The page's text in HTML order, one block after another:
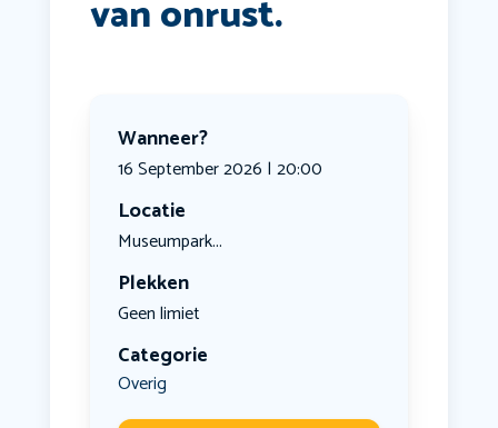
van onrust.
Wanneer?
16 September 2026 | 20:00
Locatie
Museumpark...
Plekken
Geen limiet
Categorie
Overig